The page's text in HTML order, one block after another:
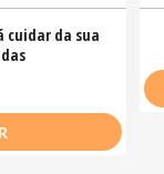
cuidar da sua